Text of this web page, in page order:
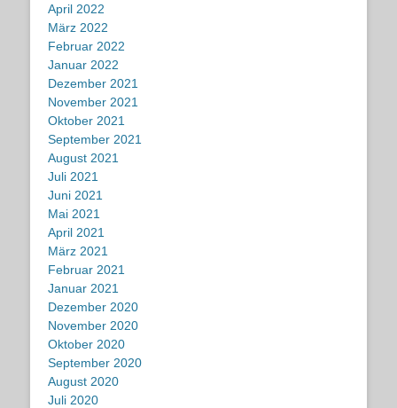
April 2022
März 2022
Februar 2022
Januar 2022
Dezember 2021
November 2021
Oktober 2021
September 2021
August 2021
Juli 2021
Juni 2021
Mai 2021
April 2021
März 2021
Februar 2021
Januar 2021
Dezember 2020
November 2020
Oktober 2020
September 2020
August 2020
Juli 2020